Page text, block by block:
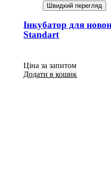
Швидкий перегляд
Інкубатор для
Standart
Ціна за запитом
Додати в кошик